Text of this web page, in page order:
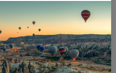
wycieczki
Każdy lot jest w pełni
ubezpieczony, dzięki czemu
możesz skupić się na cieszeniu się
tym doświadczeniem bez
żadnych zmartwień.